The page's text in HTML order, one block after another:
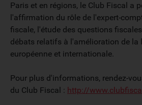
Paris et en régions, le Club Fiscal a
l'affirmation du rôle de l'expert-
fiscale, l'étude des questions
débats relatifs à l'amélioration de la
européenne et internationale.
Pour plus d'informations, rendez-
du Club Fiscal : http://